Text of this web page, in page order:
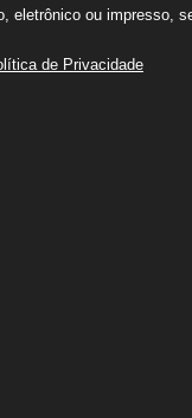
eletrônico ou impresso,
de Privacidade